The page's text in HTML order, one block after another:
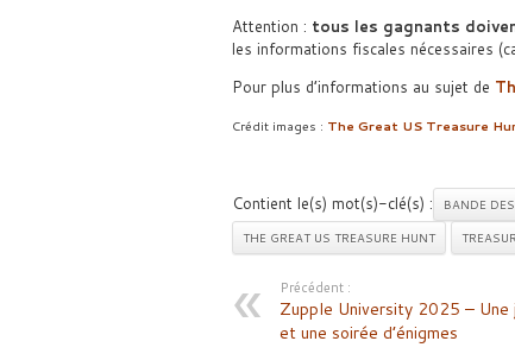
Attention : tous les gagnants
les informations fiscales nécessaires
Pour plus d’informations au sujet de
Crédit images : The Great US Treasure
Contient le(s) mot(s)-clé(s) : BANDE
THE GREAT US TREASURE HUNT
Précédent :
Zupple University 2025 – Une
et une soirée d’énigmes